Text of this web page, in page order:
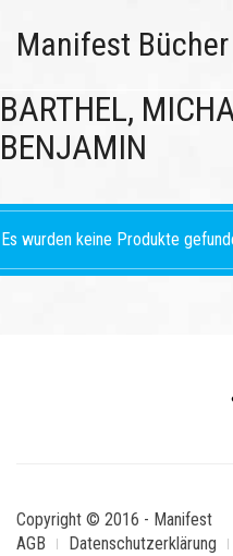
Manifest Bücher
BARTHEL,
BENJAMIN
Es wurden keine Produkte
Copyright © 2016 - Manifest
AGB
Datenschutzerklärung